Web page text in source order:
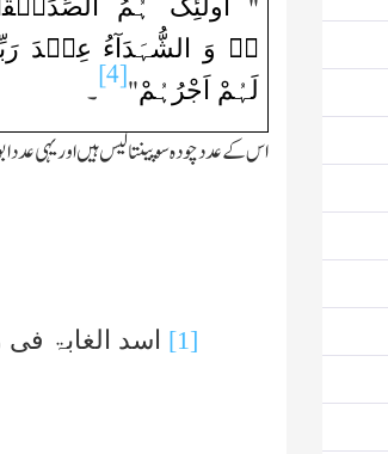
"
٭ۖ وَ الشُّہَدَآءُ عِنۡدَ
لَہُمْ اَجْرُہُمْ"
[4]۔
اس کے عدد چودہ سو پینتالیس ہیں اور یہی عدد
[1] اسد الغابۃ